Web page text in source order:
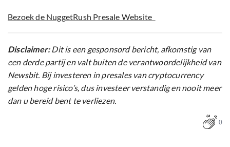
Bezoek de NuggetRush Presale Website
Disclaimer:Dit is een gesponsord bericht, afkomstig van
een derde partij en valt buiten de verantwoordelijkheid van
Newsbit. Bij investeren in presales van cryptocurrency
gelden hoge risico’s, dus investeer verstandig en nooit meer
dan u bereid bent te verliezen.
0